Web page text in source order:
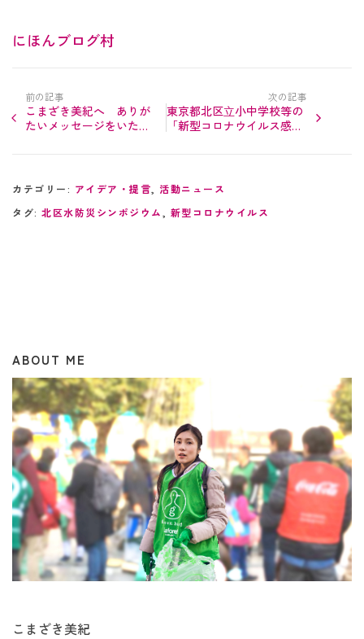
にほんブログ村
前の記事
こまざき美紀へ ありが
たいメッセージをいただ
次の記事
東京都北区⽴小中学校等の
「新型コロナウイルス感染
カテゴリー: アイデア・提言, 活動ニュース
タグ: 北区水防災シンポジウム, 新型コロナウイルス
ABOUT ME
こまざき美紀